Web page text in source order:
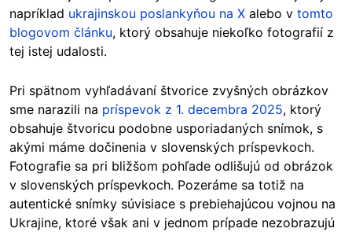
napríklad ukrajinskou poslankyňou na X alebo v tomto
blogovom článku, ktorý obsahuje niekoľko fotografií z
tej istej udalosti.
Pri spätnom vyhľadávaní štvorice zvyšných obrázkov
sme narazili na príspevok z 1. decembra 2025, ktorý
obsahuje štvoricu podobne usporiadaných snímok, s
akými máme dočinenia v slovenských príspevkoch.
Fotografie sa pri bližšom pohľade odlišujú od obrázok
v slovenských príspevkoch. Pozeráme sa totiž na
autentické snímky súvisiace s prebiehajúcou vojnou na
Ukrajine, ktoré však ani v jednom prípade nezobrazujú